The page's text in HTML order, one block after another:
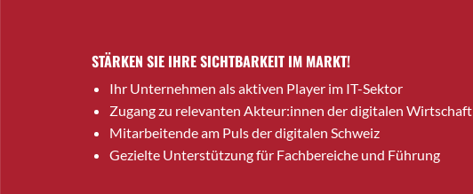
STÄRKEN SIE IHRE SICHTBARKEIT IM MARKT!
Ihr Unternehmen als aktiven Player im IT-Sektor
Zugang zu relevanten Akteur:innen der digitalen Wirtschaft
Mitarbeitende am Puls der digitalen Schweiz
Gezielte Unterstützung für Fachbereiche und Führung